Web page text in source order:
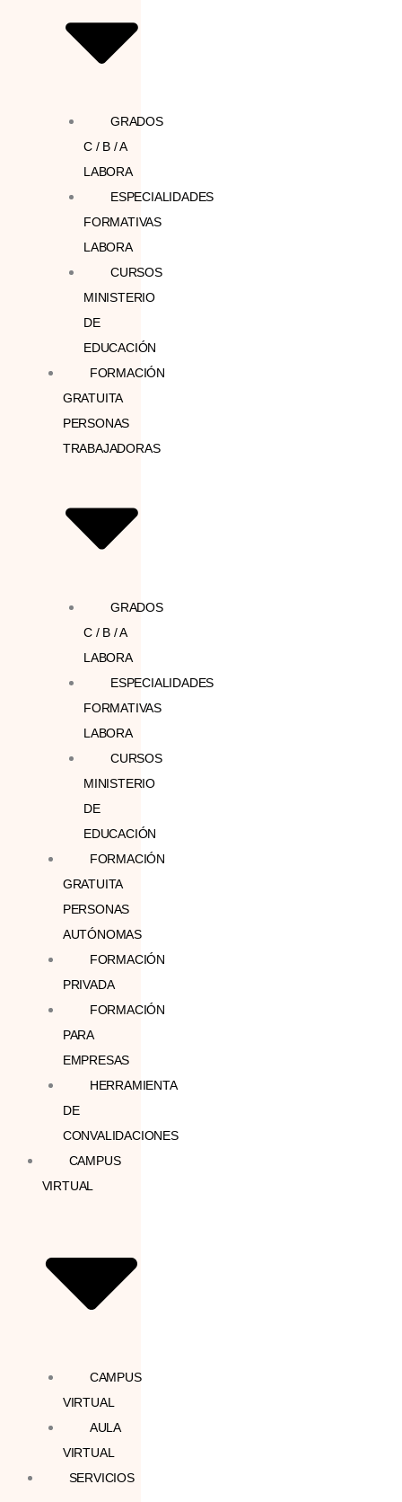
GRADOS
C / B / A
LABORA
ESPECIALIDADES
FORMATIVAS
LABORA
CURSOS
MINISTERIO
DE
EDUCACIÓN
FORMACIÓN
GRATUITA
PERSONAS
TRABAJADORAS
GRADOS
C / B / A
LABORA
ESPECIALIDADES
FORMATIVAS
LABORA
CURSOS
MINISTERIO
DE
EDUCACIÓN
FORMACIÓN
GRATUITA
PERSONAS
AUTÓNOMAS
FORMACIÓN
PRIVADA
FORMACIÓN
PARA
EMPRESAS
HERRAMIENTA
DE
CONVALIDACIONES
CAMPUS
VIRTUAL
CAMPUS
VIRTUAL
AULA
VIRTUAL
SERVICIOS